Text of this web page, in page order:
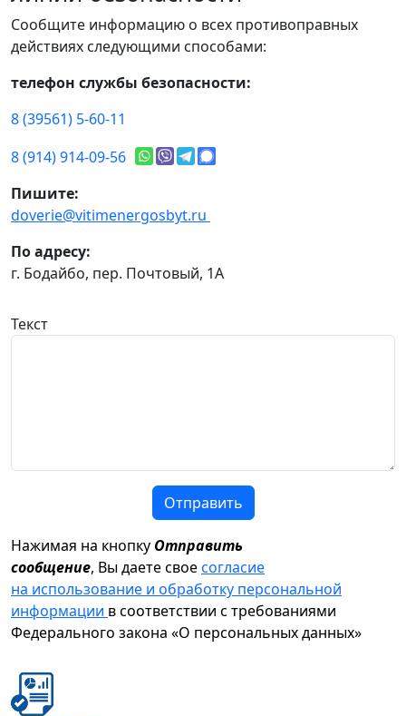
Сообщите информацию о всех противоправных
действиях следующими способами:
телефон службы безопасности:
8 (39561) 5-60-11
8 (914) 914-09-56
Пишите:
doverie@vitimenergosbyt.ru
По адресу:
г. Бодайбо, пер. Почтовый, 1А
Текст
Отправить
Нажимая на кнопку Отправить
сообщение, Вы даете своесогласие
на использование и обработку персональной
информации в соответствии с требованиями
Федерального закона «О персональных данных»